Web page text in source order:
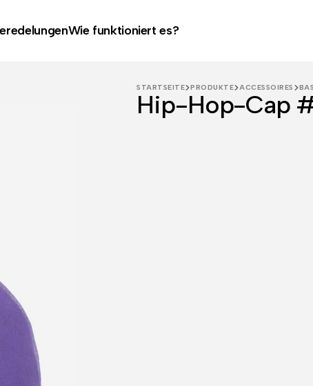
Wie funktioniert es?
STARTSEITE PRODUKTE ACCESSOIRES
Hip-Hop-Cap